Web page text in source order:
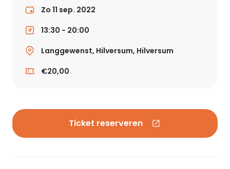
Zo 11 sep. 2022
13:30 - 20:00
Langgewenst, Hilversum, Hilversum
€20,00
Ticket reserveren